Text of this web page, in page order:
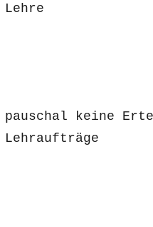
Lehre
pauschal keine
Lehraufträge